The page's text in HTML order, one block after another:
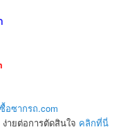
อซากรถ.com
ายต่อการตัดสินใจ คลิกที่นี่